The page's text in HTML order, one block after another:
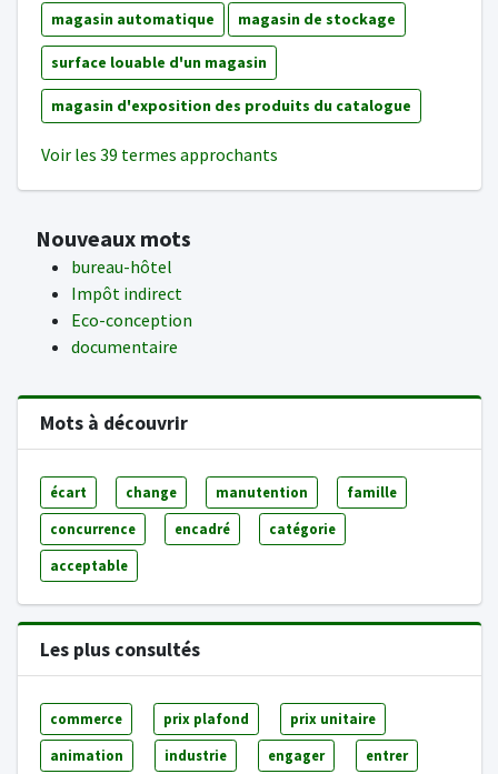
magasin automatique magasin de stockage
surface louable d'un magasin
magasin d'exposition des produits du catalogue
Voir les 39 termes approchants
Nouveaux mots
bureau-hôtel
Impôt indirect
Eco-conception
documentaire
Mots à découvrir
écart change manutention famille
concurrence encadré catégorie
acceptable
Les plus consultés
commerce prix plafond prix unitaire
animation industrie engager entrer